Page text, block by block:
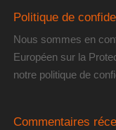
Politique de
Nous sommes en
Européen sur la
notre politique de
Commentaires